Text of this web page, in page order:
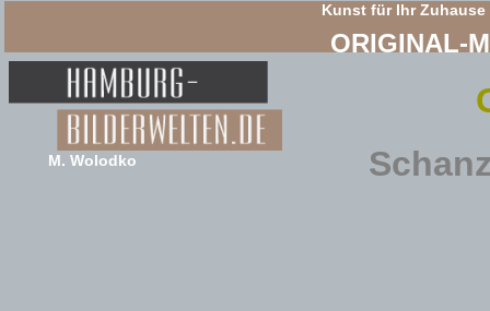
Kunst für Ihr Zuhause
ORIGINAL-
M. Wolodko